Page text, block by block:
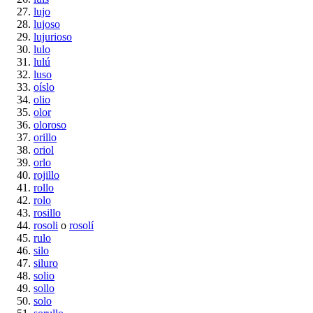
lujo
lujoso
lujurioso
lulo
lulú
luso
oíslo
olio
olor
oloroso
orillo
oriol
orlo
rojillo
rollo
rolo
rosillo
rosoli o rosolí
rulo
silo
siluro
solio
sollo
solo